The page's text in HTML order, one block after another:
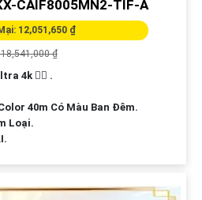
CAIF8005MN2-TIF-A
12,051,650 ₫
₫
4k 👍🏾 .
40m Có Màu Ban Đêm.
Loại.